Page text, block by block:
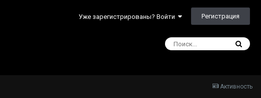
Уже зарегистрированы? Войти Регистрация
Активность